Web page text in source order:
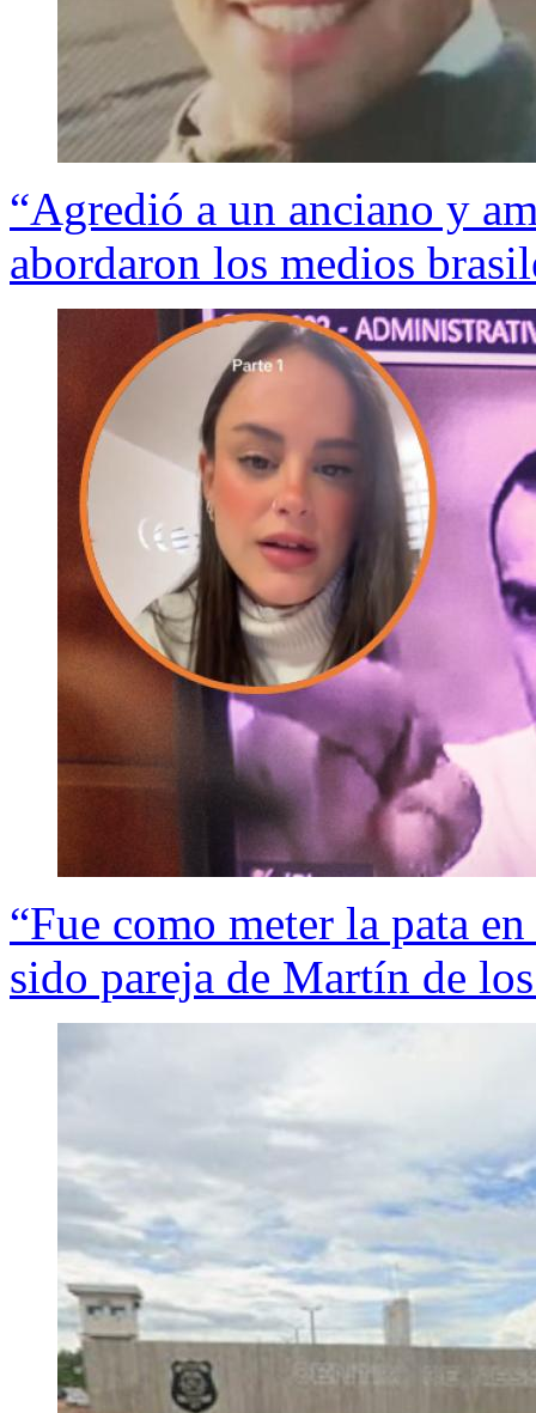
“Agredió a un anciano y
abordaron los medios
“Fue como meter la pata
sido pareja de Martín de